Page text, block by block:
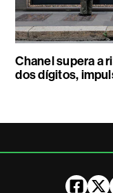
Chanel supera a
dos dígitos,